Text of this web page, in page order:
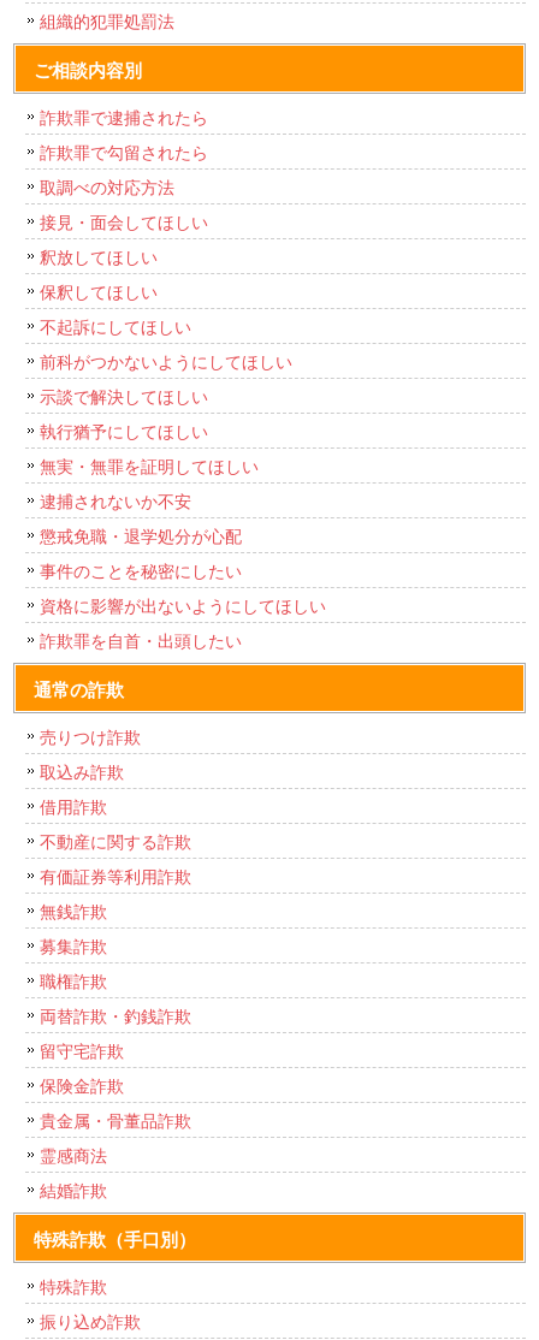
組織的犯罪処罰法
ご相談内容別
詐欺罪で逮捕されたら
詐欺罪で勾留されたら
取調べの対応方法
接見・面会してほしい
釈放してほしい
保釈してほしい
不起訴にしてほしい
前科がつかないようにしてほしい
示談で解決してほしい
執行猶予にしてほしい
無実・無罪を証明してほしい
逮捕されないか不安
懲戒免職・退学処分が心配
事件のことを秘密にしたい
資格に影響が出ないようにしてほしい
詐欺罪を自首・出頭したい
通常の詐欺
売りつけ詐欺
取込み詐欺
借用詐欺
不動産に関する詐欺
有価証券等利用詐欺
無銭詐欺
募集詐欺
職権詐欺
両替詐欺・釣銭詐欺
留守宅詐欺
保険金詐欺
貴金属・骨董品詐欺
霊感商法
結婚詐欺
特殊詐欺（手口別）
特殊詐欺
振り込め詐欺